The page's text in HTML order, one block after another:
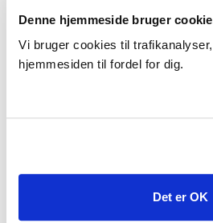
Denne hjemmeside bruger
Vi bruger cookies til
hjemmesiden til fordel for dig.
Det er OK